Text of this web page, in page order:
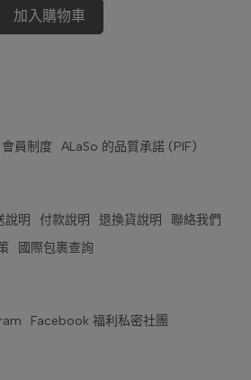
加入購物車
員制度 ALaSo 的品質承諾 (PIF)
說明 付款說明 退換貨說明
聯絡我們
國際包裹查詢
Facebook 福利私密社團